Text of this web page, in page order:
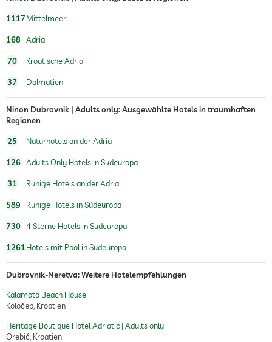
1117Mittelmeer
168 Adria
70 Kroatische Adria
37 Dalmatien
Ninon Dubrovnik | Adults only: Ausgewählte Hotels in traumhaften
Regionen
25 Naturhotels an der Adria
126 Adults Only Hotels in Südeuropa
31 Ruhige Hotels an der Adria
589 Ruhige Hotels in Südeuropa
730 4 Sterne Hotels in Südeuropa
1261Hotels mit Pool in Südeuropa
Dubrovnik-Neretva: Weitere Hotelempfehlungen
Kalamota Beach House
Koločep, Kroatien
Heritage Boutique Hotel Adriatic | Adults only
Orebić, Kroatien